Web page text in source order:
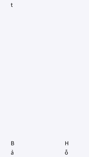
t
B
ả
H
ỗ